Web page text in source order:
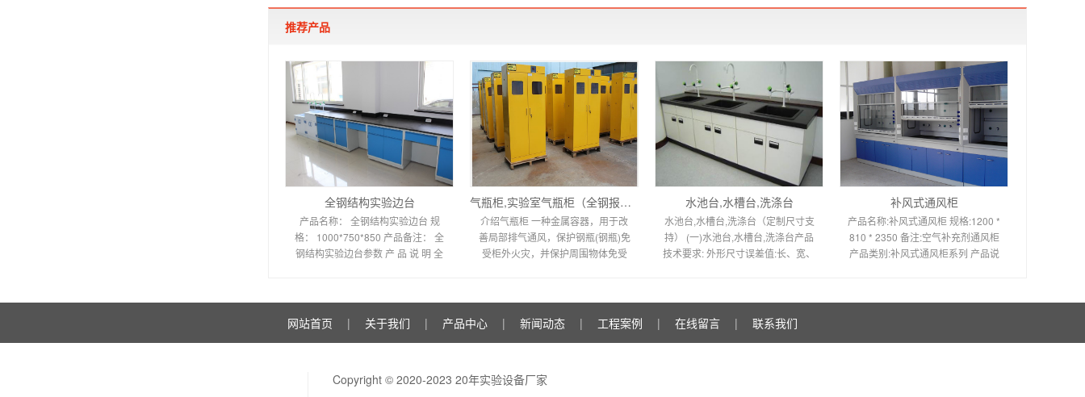
推荐产品
全钢结构实验边台
产品名称： 全钢结构实验边台 规
格： 1000*750*850 产品备注： 全
钢结构实验边台参数 产 品 说 明 全
气瓶柜,实验室气瓶柜（全钢报警可选）
介绍气瓶柜 一种金属容器，用于改
善局部排气通风，保护钢瓶(钢瓶)免
受柜外火灾，并保护周围物体免受
水池台,水槽台,洗涤台
水池台,水槽台,洗涤台（定制尺寸支
持） (一)水池台,水槽台,洗涤台产品
技术要求: 外形尺寸误差值:长、宽、
补风式通风柜
产品名称:补风式通风柜 规格:1200 *
810 * 2350 备注:空气补充剂通风柜
产品类别:补风式通风柜系列 产品说
网站首页 | 关于我们 | 产品中心 | 新闻动态 | 工程案例 | 在线留言 | 联系我们
Copyright © 2020-2023 20年实验设备厂家